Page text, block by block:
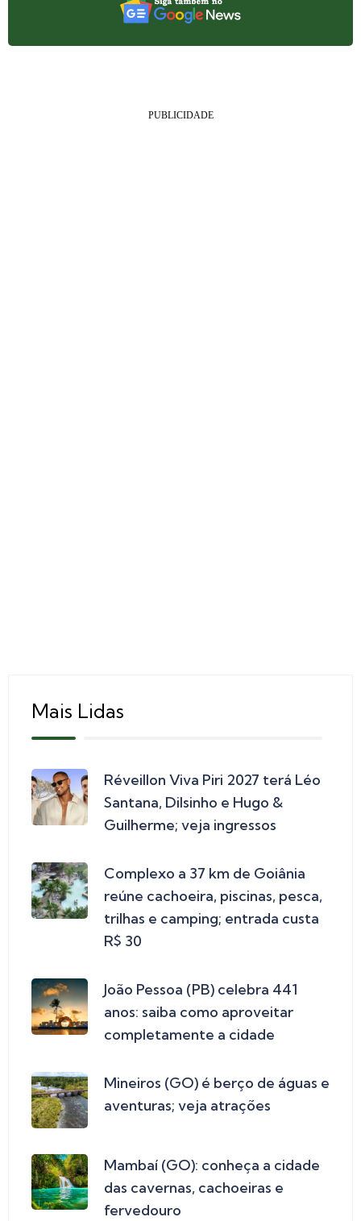
Mais Lidas
Réveillon Viva Piri 2027 terá Léo
Santana, Dilsinho e Hugo &
Guilherme; veja ingressos
Complexo a 37 km de Goiânia
reúne cachoeira, piscinas, pesca,
trilhas e camping; entrada custa
R$ 30
João Pessoa (PB) celebra 441
anos: saiba como aproveitar
completamente a cidade
Mineiros (GO) é berço de águas e
aventuras; veja atrações
Mambaí (GO): conheça a cidade
das cavernas, cachoeiras e
fervedouro